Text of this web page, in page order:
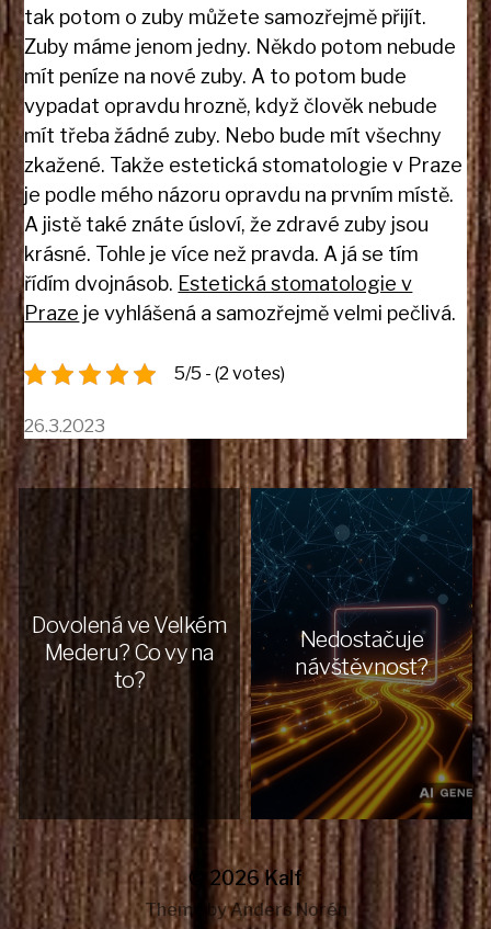
tak potom o zuby můžete samozřejmě přijít.
Zuby máme jenom jedny. Někdo potom nebude
mít peníze na nové zuby. A to potom bude
vypadat opravdu hrozně, když člověk nebude
mít třeba žádné zuby. Nebo bude mít všechny
zkažené. Takže estetická stomatologie v Praze
je podle mého názoru opravdu na prvním místě.
A jistě také znáte úsloví, že zdravé zuby jsou
krásné. Tohle je více než pravda. A já se tím
řídím dvojnásob. Estetická stomatologie v
Praze je vyhlášená a samozřejmě velmi pečlivá.
5/5 - (2 votes)
26.3.2023
Dovolená ve Velkém
Mederu? Co vy na
to?
Nedostačuje
návštěvnost?
© 2026Kalf
Theme byAnders Norén